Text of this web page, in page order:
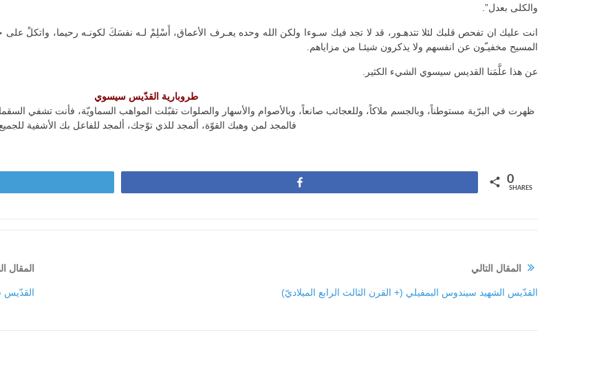
والكلى بعدل”.
انت عليك ان تفحص قلبك لئلا تتدهـور، قد لا تجد فيك سـوءا ولكن الله وحده يعـرف الأعماق، أَسْلِمْ لـه نفسَكَ لكونـه رحيما، واتكلْ
المسيح مخفيـّون عن انفسهم ولا يذكرون شيئـا من مزاياهم.
عن هذا علَّمَنا القديس سيسوي الشيء الكثير.
طروبارية القدّيس سيسوي
ظهرت في البرّية مستوطناً، وبالجسم ملاكاً، وللعجائب صانعاً، وبالأصوام والأسهار والصلوات تقبّلت المواهب السماويّة، فأنت تشفي
فالمجد لمن وهبك القوّة، ألمجد للذي توّجك، ألمجد للفاعل بك الأشفية للجميع.
0
SHARES
المقال
القدّيس
المقال التالي
القدّيس الشهيد سيندوس البمفيلي (+ القرن الثالث الرابع الميلاديّ)